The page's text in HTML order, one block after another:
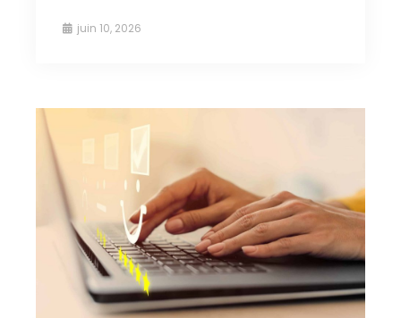
juin 10, 2026